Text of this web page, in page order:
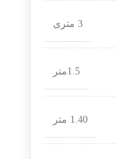
3 متری
1.5متر
1.40 متر